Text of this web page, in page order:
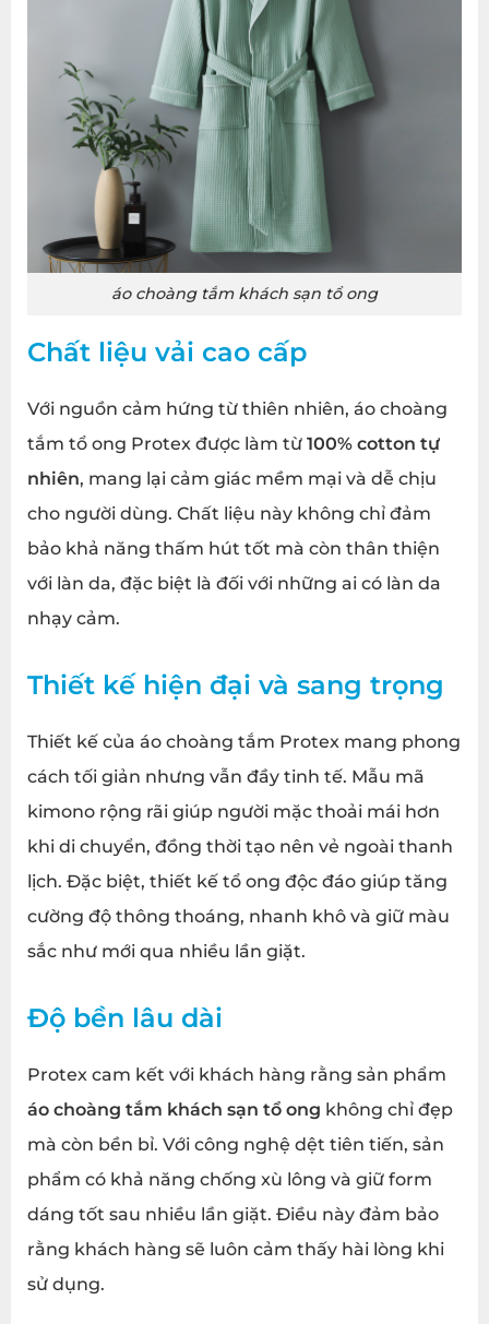
áo choàng tắm khách sạn tổ ong
Chất liệu vải cao cấp
Với nguồn cảm hứng từ thiên nhiên, áo choàng
tắm tổ ong Protex được làm từ 100% cotton tự
nhiên, mang lại cảm giác mềm mại và dễ chịu
cho người dùng. Chất liệu này không chỉ đảm
bảo khả năng thấm hút tốt mà còn thân thiện
với làn da, đặc biệt là đối với những ai có làn da
nhạy cảm.
Thiết kế hiện đại và sang trọng
Thiết kế của áo choàng tắm Protex mang phong
cách tối giản nhưng vẫn đầy tinh tế. Mẫu mã
kimono rộng rãi giúp người mặc thoải mái hơn
khi di chuyển, đồng thời tạo nên vẻ ngoài thanh
lịch. Đặc biệt, thiết kế tổ ong độc đáo giúp tăng
cường độ thông thoáng, nhanh khô và giữ màu
sắc như mới qua nhiều lần giặt.
Độ bền lâu dài
Protex cam kết với khách hàng rằng sản phẩm
áo choàng tắm khách sạn tổ ong không chỉ đẹp
mà còn bền bỉ. Với công nghệ dệt tiên tiến, sản
phẩm có khả năng chống xù lông và giữ form
dáng tốt sau nhiều lần giặt. Điều này đảm bảo
rằng khách hàng sẽ luôn cảm thấy hài lòng khi
sử dụng.